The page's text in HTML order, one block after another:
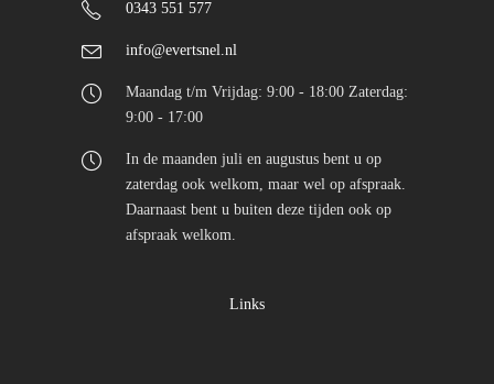
0343 551 577
info@evertsnel.nl
Maandag t/m Vrijdag: 9:00 - 18:00 Zaterdag:
9:00 - 17:00
In de maanden juli en augustus bent u op
zaterdag ook welkom, maar wel op afspraak.
Daarnaast bent u buiten deze tijden ook op
afspraak welkom.
Links